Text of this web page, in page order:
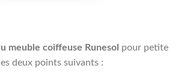
meuble coiffeuse Runesol pour petite
deux points suivants :